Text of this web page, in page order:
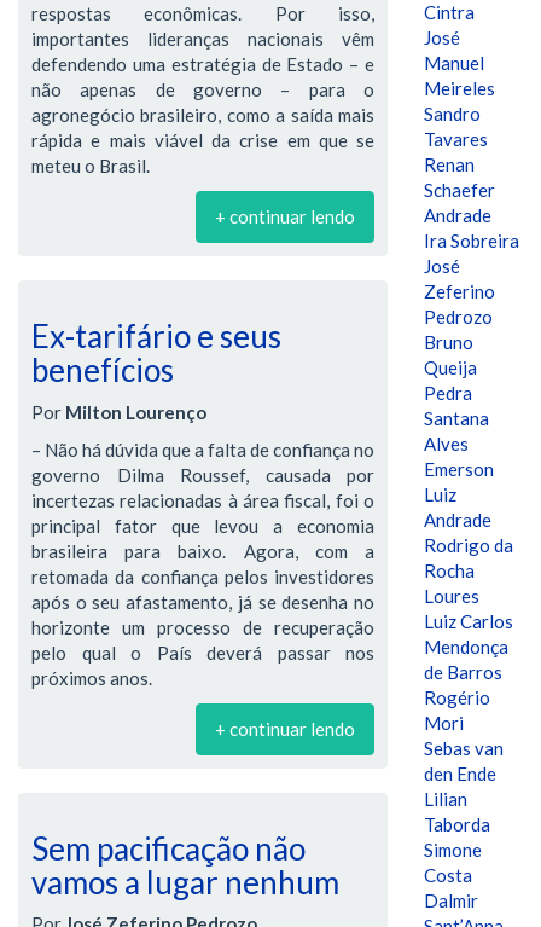
respostas econômicas. Por isso,
importantes lideranças nacionais vêm
defendendo uma estratégia de Estado – e
não apenas de governo – para o
agronegócio brasileiro, como a saída mais
rápida e mais viável da crise em que se
meteu o Brasil.
+ continuar lendo
Ex-tarifário e seus
benefícios
Por Milton Lourenço
– Não há dúvida que a falta de confiança no
governo Dilma Roussef, causada por
incertezas relacionadas à área fiscal, foi o
principal fator que levou a economia
brasileira para baixo. Agora, com a
retomada da confiança pelos investidores
após o seu afastamento, já se desenha no
horizonte um processo de recuperação
pelo qual o País deverá passar nos
próximos anos.
+ continuar lendo
Sem pacificação não
vamos a lugar nenhum
Cintra
José
Manuel
Meireles
Sandro
Tavares
Renan
Schaefer
Andrade
Ira Sobreira
José
Zeferino
Pedrozo
Bruno
Queija
Pedra
Santana
Alves
Emerson
Luiz
Andrade
Rodrigo da
Rocha
Loures
Luiz Carlos
Mendonça
de Barros
Rogério
Mori
Sebas van
den Ende
Lilian
Taborda
Simone
Costa
Dalmir